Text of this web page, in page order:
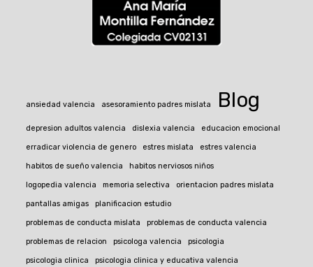
ansiedad valencia asesoramiento padres mislata Blog
depresion adultos valencia dislexia valencia educacion emocional
erradicar violencia de genero estres mislata estres valencia
habitos de sueño valencia habitos nerviosos niños
logopedia valencia memoria selectiva orientacion padres mislata
pantallas amigas planificacion estudio
problemas de conducta mislata problemas de conducta valencia
problemas de relacion psicologa valencia psicologia
psicologia clinica psicologia clinica y educativa valencia